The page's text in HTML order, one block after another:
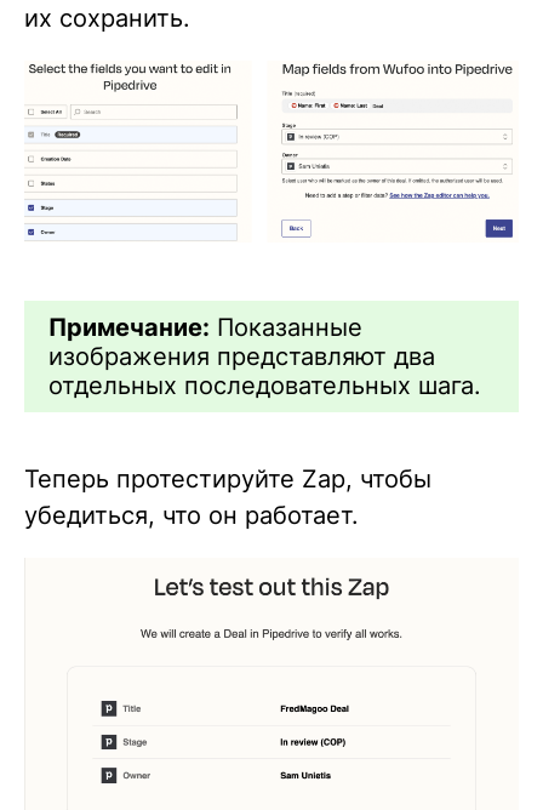
их сохранить.
Примечание: Показанные
изображения представляют два
отдельных последовательных шага.
Теперь протестируйте Zap, чтобы
убедиться, что он работает.